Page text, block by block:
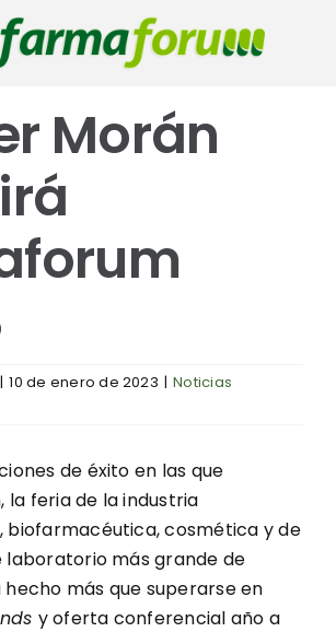
Morán
| 10 de enero de 2023 | Noticias
de éxito en las que
, la feria de la industria
biofarmacéutica, cosmética y de
más grande de
hecho más que superarse en
y oferta conferencial año a